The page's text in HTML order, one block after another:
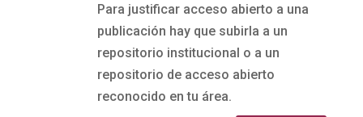
Para justificar acceso abierto a una
publicación hay que subirla a un
repositorio institucional o a un
repositorio de acceso abierto
reconocido en tu área.